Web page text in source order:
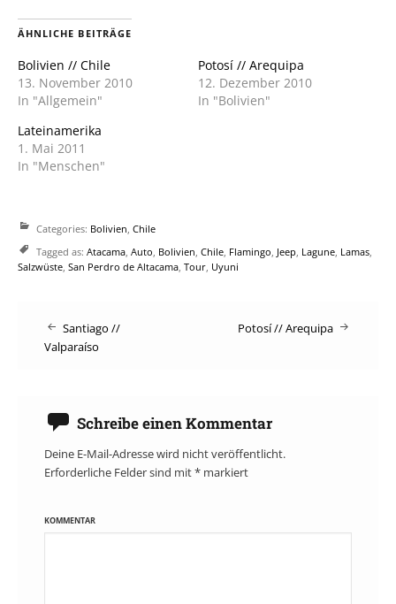
in
neuem
Fenster
in
neuem
Fenster
ÄHNLICHE BEITRÄGE
Bolivien // Chile
13. November 2010
In "Allgemein"
Potosí // Arequipa
12. Dezember 2010
In "Bolivien"
Lateinamerika
1. Mai 2011
In "Menschen"
Categories: Bolivien, Chile
Tagged as: Atacama, Auto, Bolivien, Chile, Flamingo, Jeep, Lagune, Lamas,
Salzwüste, San Perdro de Altacama, Tour, Uyuni
Post
navigation
Santiago //
Valparaíso
Potosí // Arequipa
Schreibe einen Kommentar
Deine E-Mail-Adresse wird nicht veröffentlicht.
Erforderliche Felder sind mit* markiert
KOMMENTAR